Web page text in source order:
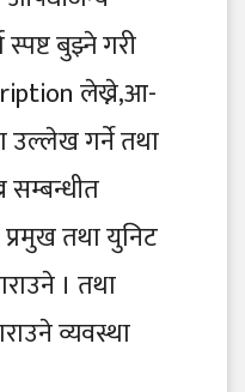
बुझ्ने गरी
लेख्ने,आ-
उल्लेख गर्ने तथा
सम्बन्धीत
तथा युनिट
। तथा
व्यवस्था